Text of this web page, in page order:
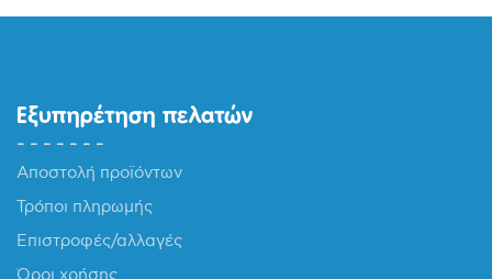
Εξυπηρέτηση πελατών
Αποστολή προϊόντων
Τρόποι πληρωμής
Επιστροφές/αλλαγές
Όροι χρήσης